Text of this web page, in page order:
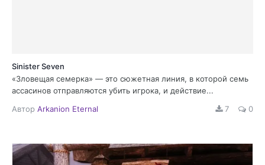
Sinister Seven
«Зловещая семерка» — это сюжетная линия, в которой семь
ассасинов отправляются убить игрока, и действие...
Автор Arkanion Eternal 7 0